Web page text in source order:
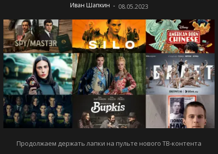
Иван Шапкин - 08.05.2023
Продолжаем держать лапки на пульте нового ТВ-контента